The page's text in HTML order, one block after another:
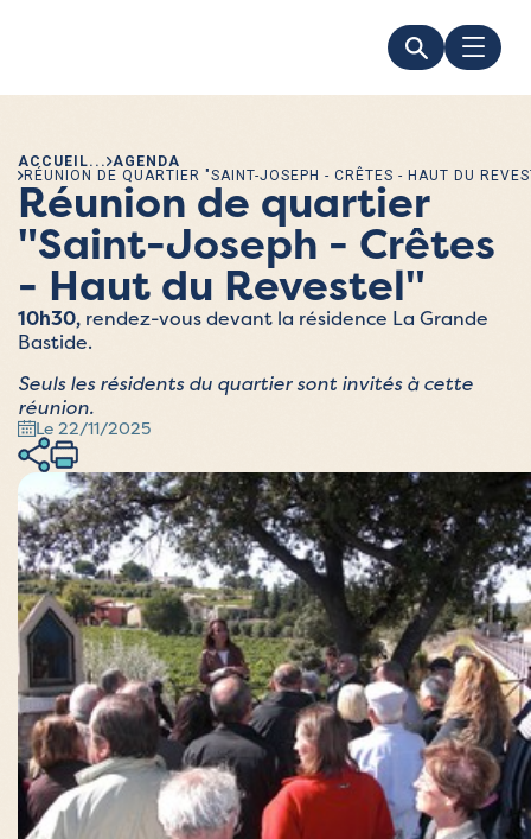
ACCUEIL
AGENDA
RÉUNION DE QUARTIER "SAINT-JOSEPH - CRÊTES - HAUT DU
Réunion de quartier
"Saint-Joseph - Crêtes
- Haut du Revestel"
10h30, rendez-vous devant la résidence La Grande
Bastide.
Seuls les résidents du quartier sont invités à cette
réunion.
Le 22/11/2025